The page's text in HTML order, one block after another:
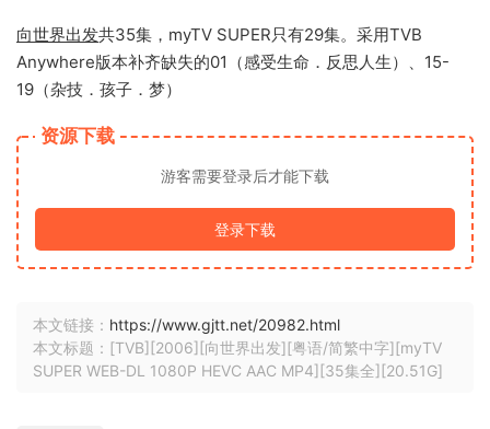
向世界出发共35集，myTV SUPER只有29集。采用TVB
Anywhere版本补齐缺失的01（感受生命．反思人生）、15-
19（杂技．孩子．梦）
资源下载
游客需要登录后才能下载
登录下载
本文链接： https://www.gjtt.net/20982.html
本文标题：[TVB][2006][向世界出发][粤语/简繁中字][myTV
SUPER WEB-DL 1080P HEVC AAC MP4][35集全][20.51G]